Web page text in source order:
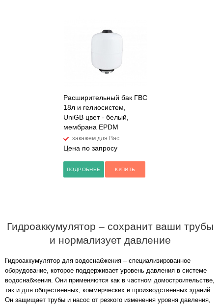
Расширительный бак ГВС
18л и гелиосистем,
UniGB цвет - белый,
мембрана EPDM
закажем для Вас
Цена по запросу
ПОДРОБНЕЕ КУПИТЬ
Гидроаккумулятор – сохранит ваши трубы
и нормализует давление
Гидроаккумулятор для водоснабжения – специализированное
оборудование, которое поддерживает уровень давления в системе
водоснабжения. Они применяются как в частном домостроительстве,
так и для общественных, коммерческих и производственных зданий.
Он защищает трубы и насос от резкого изменения уровня давления,